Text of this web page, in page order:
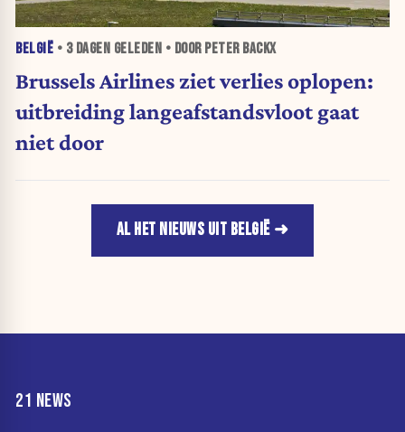
BELGIË • 3 DAGEN GELEDEN • DOOR PETER BACKX
Brussels Airlines ziet verlies oplopen:
uitbreiding langeafstandsvloot gaat
niet door
AL HET NIEUWS UIT BELGIË
21 NEWS